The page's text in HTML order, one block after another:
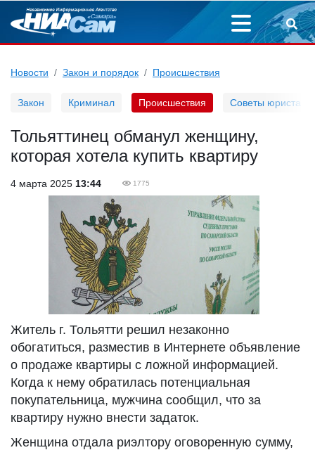
Новости Закон и порядок Происшествия
Закон Криминал Происшествия Советы юриста
Тольяттинец обманул женщину,
которая хотела купить квартиру
4 марта 2025 13:44 1775
Житель г. Тольятти решил незаконно
обогатиться, разместив в Интернете объявление
о продаже квартиры с ложной информацией.
Когда к нему обратилась потенциальная
покупательница, мужчина сообщил, что за
квартиру нужно внести задаток.
Женщина отдала риэлтору оговоренную сумму,